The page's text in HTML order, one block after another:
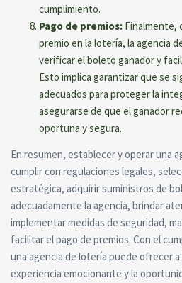
cumplimiento.
Pago de premios: Finalmente,
premio en la lotería, la agencia
verificar el boleto ganador y
Esto implica garantizar que se
adecuados para proteger la
asegurarse de que el ganador
oportuna y segura.
En resumen, establecer y operar una
cumplir con regulaciones legales,
estratégica, adquirir suministros de
adecuadamente la agencia, brindar
implementar medidas de seguridad,
facilitar el pago de premios. Con el
una agencia de lotería puede ofrecer
experiencia emocionante y la